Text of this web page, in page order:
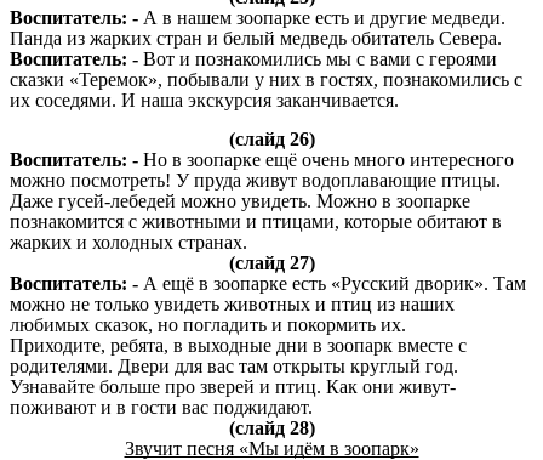
Воспитатель: - А в нашем зоопарке есть и другие медведи.
Панда из жарких стран и белый медведь обитатель Севера.
Воспитатель: - Вот и познакомились мы с вами с героями
сказки «Теремок», побывали у них в гостях, познакомились с
их соседями. И наша экскурсия заканчивается.
(слайд 26)
Воспитатель: - Но в зоопарке ещё очень много интересного
можно посмотреть! У пруда живут водоплавающие птицы.
Даже гусей-лебедей можно увидеть. Можно в зоопарке
познакомится с животными и птицами, которые обитают в
жарких и холодных странах.
(слайд 27)
Воспитатель: - А ещё в зоопарке есть «Русский дворик». Там
можно не только увидеть животных и птиц из наших
любимых сказок, но погладить и покормить их.
Приходите, ребята, в выходные дни в зоопарк вместе с
родителями. Двери для вас там открыты круглый год.
Узнавайте больше про зверей и птиц. Как они живут-
поживают и в гости вас поджидают.
(слайд 28)
Звучит песня «Мы идём в зоопарк»